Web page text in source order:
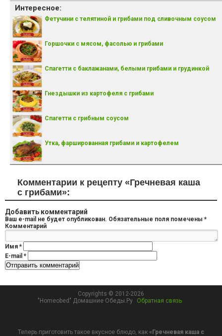
Интересное:
Фетучини с телятиной и грибами под сливочным соусом
Горшочки с мясом, фасолью и грибами
Спагетти с баклажанами, белыми грибами и грудинкой
Гнездышки из картофеля с грибами
Спагетти с грибным соусом
Утка, фаршированная грибами и картофелем
Комментарии к рецепту «Гречневая каша
с грибами»:
Добавить комментарий
Ваш e-mail не будет опубликован. Обязательные поля помечены *
Комментарий
Имя *
E-mail *
Copyrights © 2012-2026
"Homeobed" Домашние Обеды.Ру
Обратная связь
Теперь приготовить такое вкусное блюдо, как «Гречневая каша с